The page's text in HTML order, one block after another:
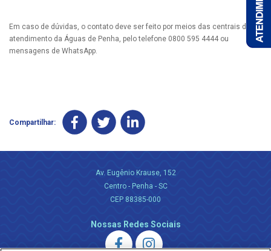
Em caso de dúvidas, o contato deve ser feito por meios das centrais de
atendimento da Águas de Penha, pelo telefone 0800 595 4444 ou
mensagens de WhatsApp.
Compartilhar:
Av. Eugênio Krause, 152
Centro - Penha - SC
CEP 88385-000
Nossas Redes Sociais